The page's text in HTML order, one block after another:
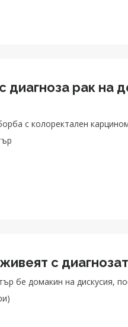
диагноза рак на
карцином, се проведе
с
бе домакин на дискусия,